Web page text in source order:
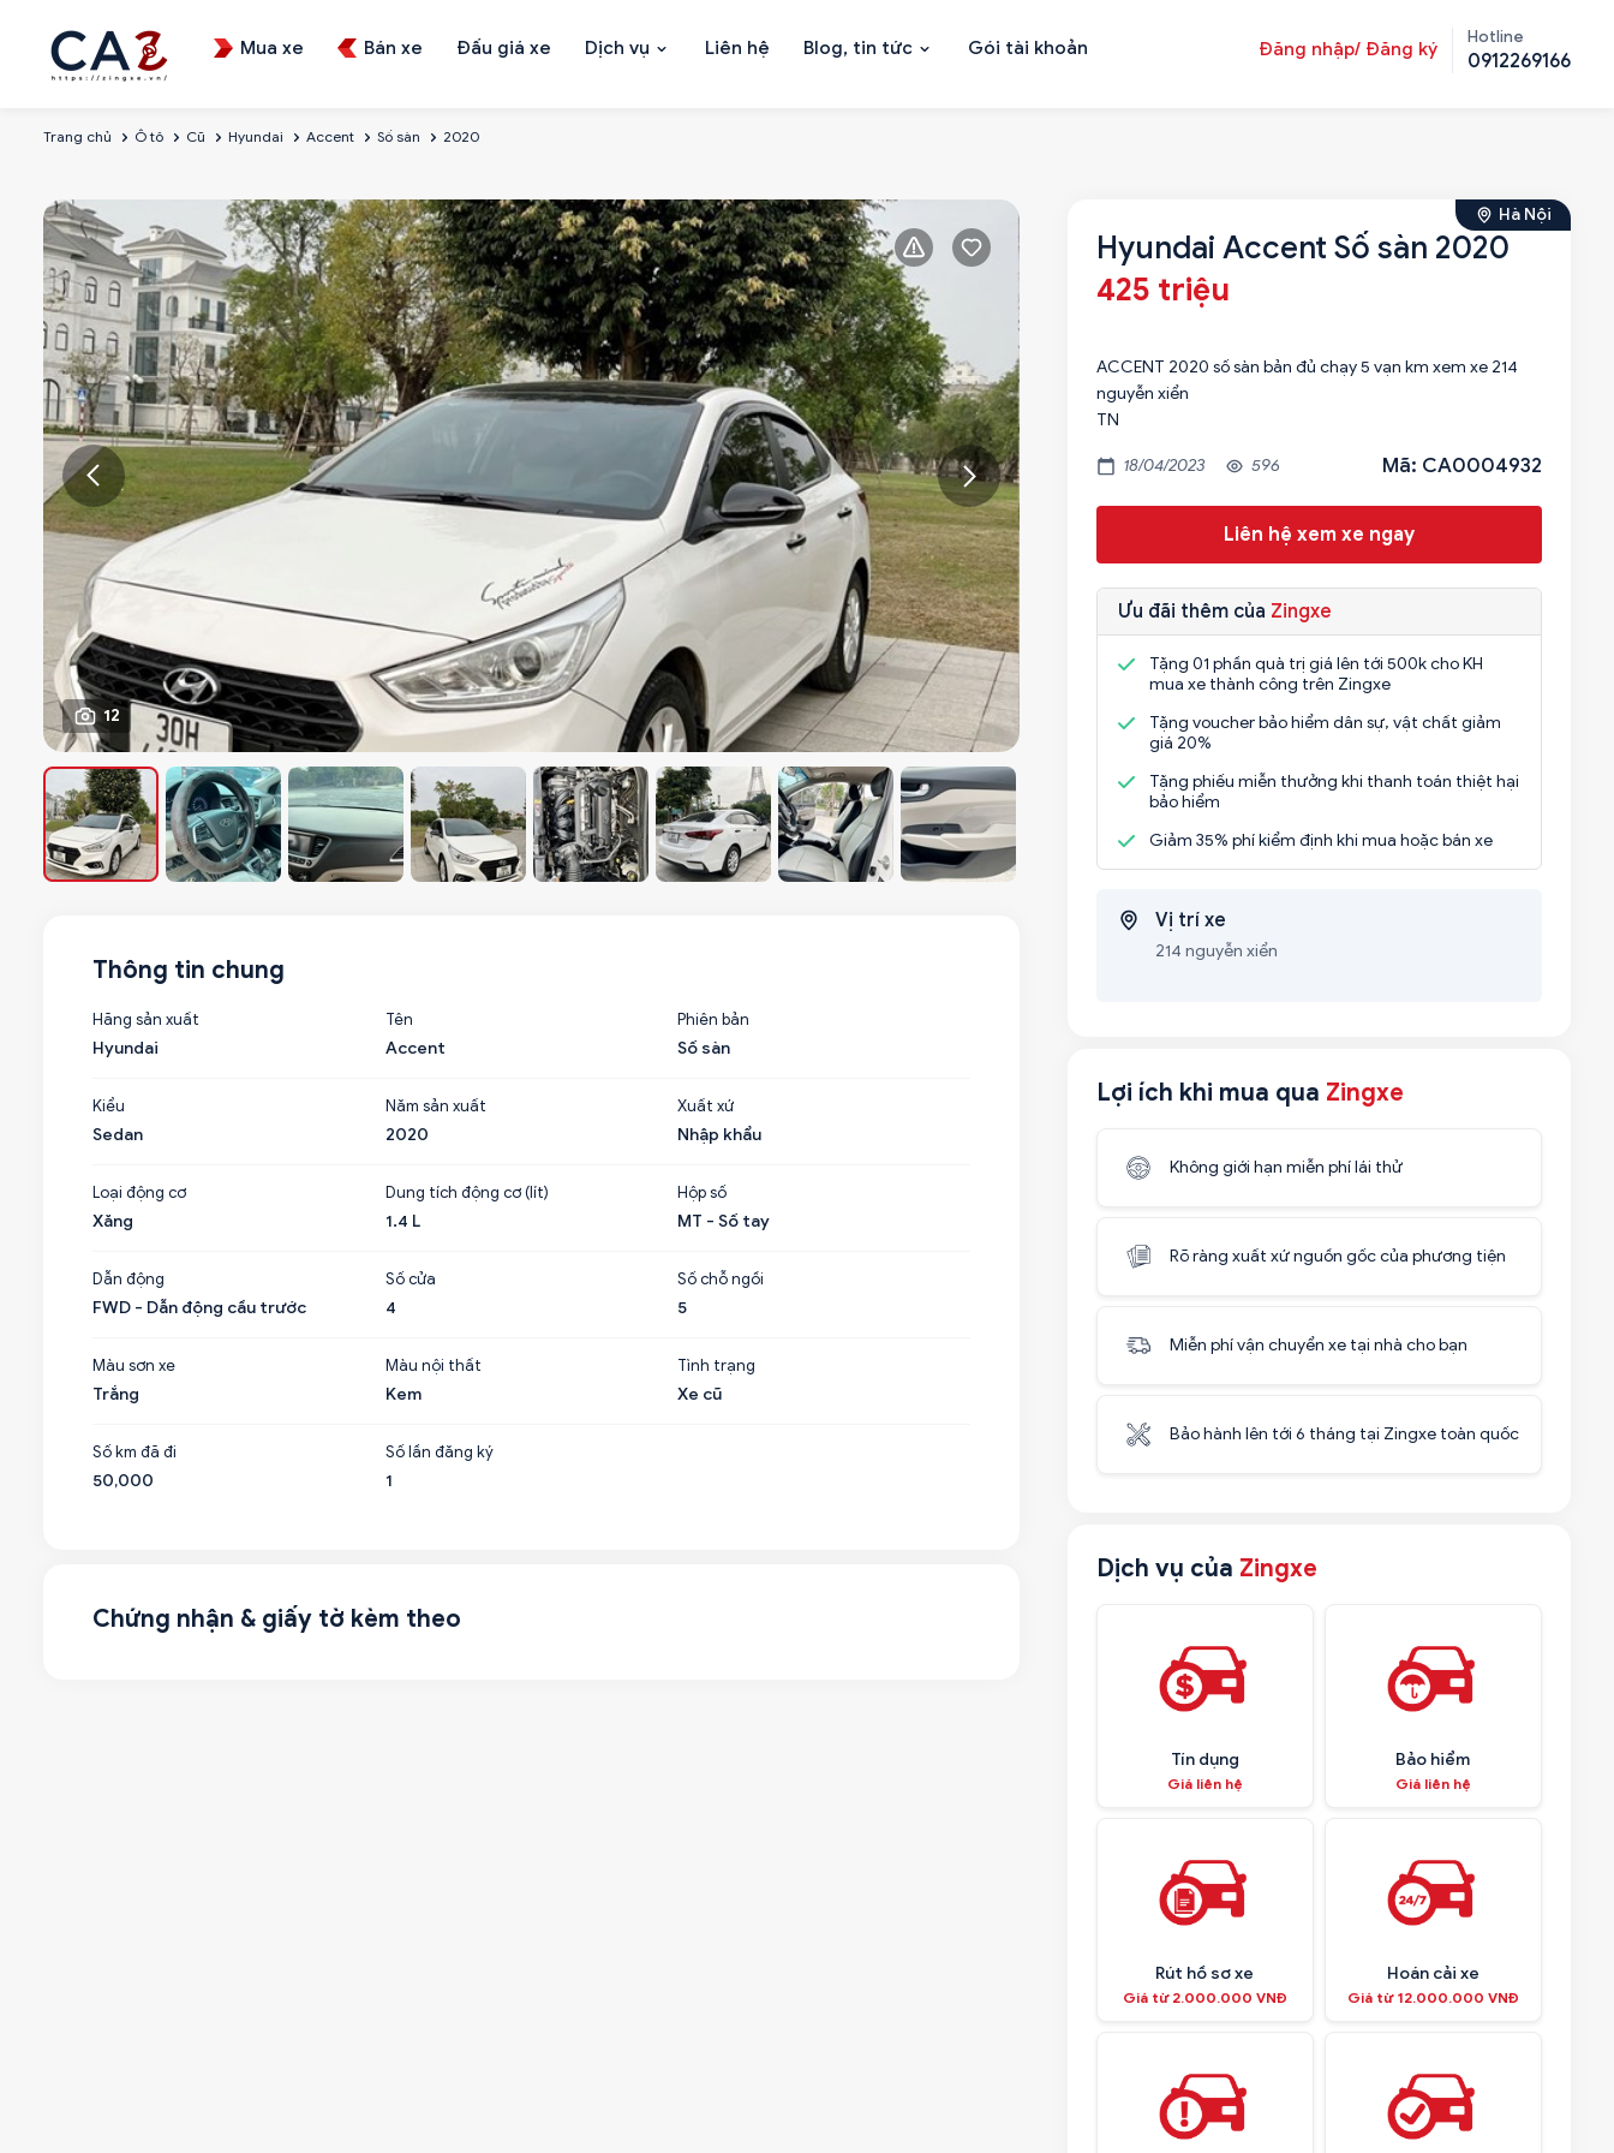
Mua xe Bán xe Đấu giá xe Dịch vụ Liên hệ Blog, tin tức Gói tài khoản Đăng nhập/ Đăng ký
Hotline
0912269166
Trang chủ Ô tô Cũ Hyundai Accent Số sàn 2020
12
Hà Nội
Hyundai Accent Số sàn 2020
425 triệu
ACCENT 2020 số sàn bản đủ chạy 5 vạn km xem xe 214
nguyễn xiển
TN
18/04/2023 596 Mã: CA0004932
Liên hệ xem xe ngay
Ưu đãi thêm của Zingxe
Tặng 01 phần quà trị giá lên tới 500k cho KH
mua xe thành công trên Zingxe
Tặng voucher bảo hiểm dân sự, vật chất giảm
giá 20%
Tặng phiếu miễn thưởng khi thanh toán thiệt hại
bảo hiểm
Giảm 35% phí kiểm định khi mua hoặc bán xe
Vị trí xe
214 nguyễn xiển
Lợi ích khi mua qua Zingxe
Không giới hạn miễn phí lái thử
Rõ ràng xuất xứ nguồn gốc của phương tiện
Miễn phí vận chuyển xe tại nhà cho bạn
Bảo hành lên tới 6 tháng tại Zingxe toàn quốc
Dịch vụ của Zingxe
Tín dụng
Giá liên hệ
Bảo hiểm
Giá liên hệ
Rút hồ sơ xe
Giá từ 2.000.000 VNĐ
Hoán cải xe
Giá từ 12.000.000 VNĐ
Thông tin chung
Hãng sản xuất
Hyundai
Tên
Accent
Phiên bản
Số sàn
Kiểu
Sedan
Năm sản xuất
2020
Xuất xứ
Nhập khẩu
Loại động cơ
Xăng
Dung tích động cơ (lít)
1.4 L
Hộp số
MT - Số tay
Dẫn động
FWD - Dẫn động cầu trước
Số cửa
4
Số chỗ ngồi
5
Màu sơn xe
Trắng
Màu nội thất
Kem
Tình trạng
Xe cũ
Số km đã đi
50,000
Số lần đăng ký
1
Chứng nhận & giấy tờ kèm theo